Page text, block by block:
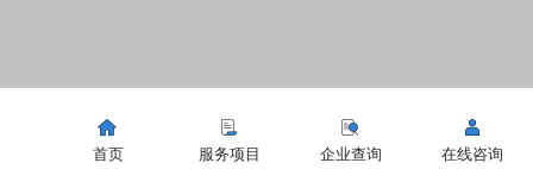
首页 服务项目 企业查询 在线咨询